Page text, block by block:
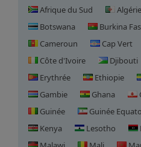
Afrique du Sud Algérie
Botswana
Burkina
Cameroun
Cap Vert
Côte d'Ivoire
Djibouti
Erythrée
Ethiopie
Gambie
Ghana
Guinée
Guinée
Kenya
Lesotho